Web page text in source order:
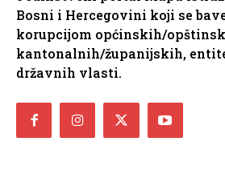
Bosni i Hercegovini koji se
korupcijom općinskih/
kantonalnih/županijskih,
državnih vlasti.